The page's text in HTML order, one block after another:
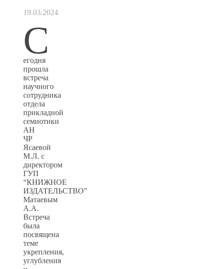
19.03.2024
С
егодня
прошла
встреча
научного
сотрудника
отдела
прикладной
семиотики
АН
ЧР
Ясаевой
М.Л. с
директором
ГУП
“КНИЖНОЕ
ИЗДАТЕЛЬСТВО”
Матаевым
А.А.
Встреча
была
посвящена
теме
укрепления,
углубления